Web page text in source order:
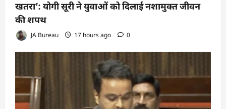
खतरा’: योगी सूरी ने युवाओं को दिलाई नशामुक्त जीवन
की शपथ
JA Bureau 17 hours ago 0